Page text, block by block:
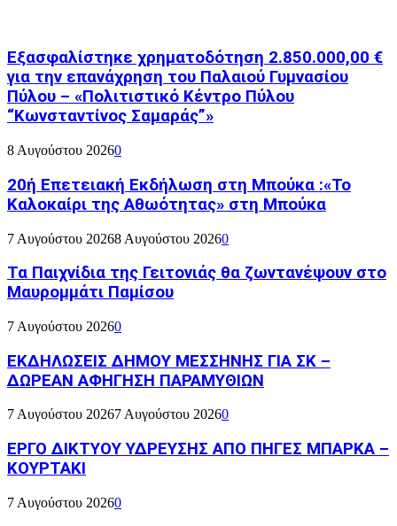
Εξασφαλίστηκε χρηματοδότηση 2.850.000,00 €
για την επανάχρηση του Παλαιού Γυμνασίου
Πύλου – «Πολιτιστικό Κέντρο Πύλου
“Κωνσταντίνος Σαμαράς”»
8 Αυγούστου 20260
20ή Επετειακή Εκδήλωση στη Μπούκα :«Το
Καλοκαίρι της Αθωότητας» στη Μπούκα
7 Αυγούστου 20268 Αυγούστου 20260
Τα Παιχνίδια της Γειτονιάς θα ζωντανέψουν στο
Μαυρομμάτι Παμίσου
7 Αυγούστου 20260
ΕΚΔΗΛΩΣΕΙΣ ΔΗΜΟΥ ΜΕΣΣΗΝΗΣ ΓΙΑ ΣΚ –
ΔΩΡΕΑΝ ΑΦΗΓΗΣΗ ΠΑΡΑΜΥΘΙΩΝ
7 Αυγούστου 20267 Αυγούστου 20260
ΕΡΓΟ ΔΙΚΤΥΟΥ ΥΔΡΕΥΣΗΣ ΑΠΟ ΠΗΓΕΣ ΜΠΑΡΚΑ –
ΚΟΥΡΤΑΚΙ
7 Αυγούστου 20260